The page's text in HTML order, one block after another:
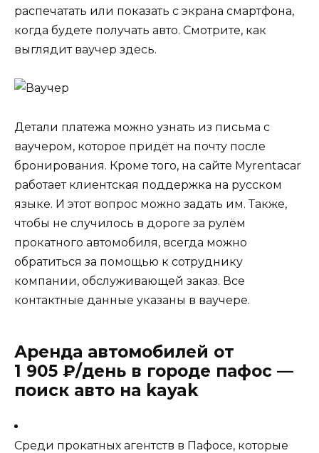
распечатать или показать с экрана смартфона,
когда будете получать авто. Смотрите, как
выглядит ваучер здесь.
Детали платежа можно узнать из письма с
ваучером, которое придёт на почту после
бронирования. Кроме того, на сайте Myrentacar
работает клиентская поддержка на русском
языке. И этот вопрос можно задать им. Также,
чтобы не случилось в дороге за рулём
прокатного автомобиля, всегда можно
обратиться за помощью к сотруднику
компании, обслуживающей заказ. Все
контактные данные указаны в ваучере.
Аренда автомобилей от
1 905 ₽/день в городе пафос —
поиск авто на kayak
Среди прокатных агентств в Пафосе, которые